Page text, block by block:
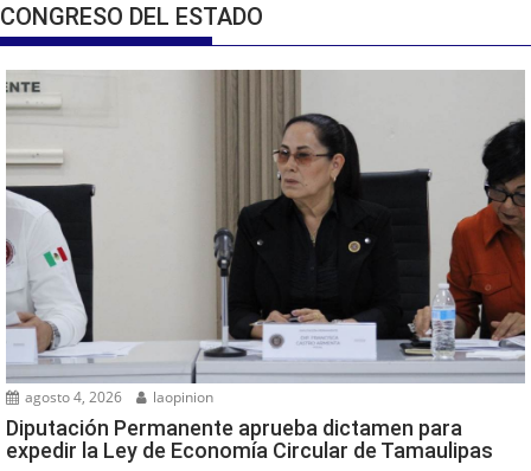
CONGRESO DEL ESTADO
agosto 4, 2026 laopinion
Diputación Permanente aprueba dictamen para
expedir la Ley de Economía Circular de Tamaulipas